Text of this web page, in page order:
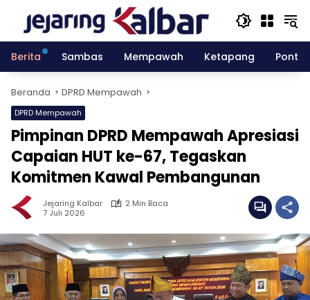
konten
Berita
Sambas Mempawah Ketapang
Beranda DPRD Mempawah
DPRD Mempawah
Pimpinan DPRD Mempawah Apresiasi
Capaian HUT ke-67, Tegaskan
Komitmen Kawal Pembangunan
Jejaring Kalbar
2 Min Baca
7 Juli 2026